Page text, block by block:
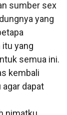
sumber sex
yang
itu yang
semua ini.
kembali
dapat